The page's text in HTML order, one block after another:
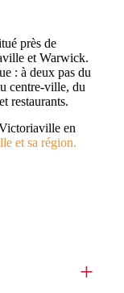
près de
et Warwick.
: à deux pas du
centre-ville, du
restaurants.
en
et sa région.
+